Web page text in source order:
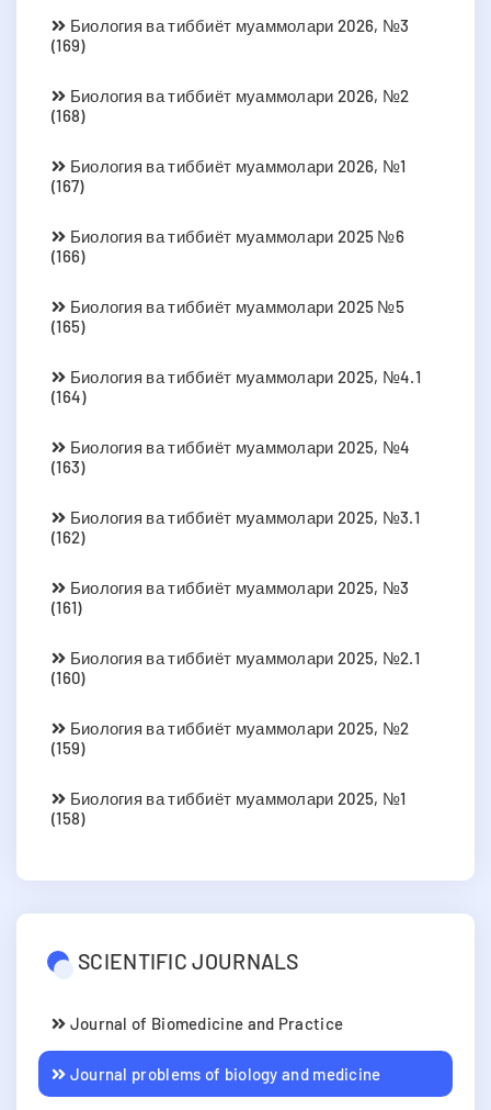
Биология ва тиббиёт муаммолари 2026, №3
(169)
Биология ва тиббиёт муаммолари 2026, №2
(168)
Биология ва тиббиёт муаммолари 2026, №1
(167)
Биология ва тиббиёт муаммолари 2025 №6
(166)
Биология ва тиббиёт муаммолари 2025 №5
(165)
Биология ва тиббиёт муаммолари 2025, №4.1
(164)
Биология ва тиббиёт муаммолари 2025, №4
(163)
Биология ва тиббиёт муаммолари 2025, №3.1
(162)
Биология ва тиббиёт муаммолари 2025, №3
(161)
Биология ва тиббиёт муаммолари 2025, №2.1
(160)
Биология ва тиббиёт муаммолари 2025, №2
(159)
Биология ва тиббиёт муаммолари 2025, №1
(158)
SCIENTIFIC JOURNALS
Journal of Biomedicine and Practice
Journal problems of biology and medicine